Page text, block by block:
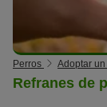
Perros Adoptar un
Refranes de